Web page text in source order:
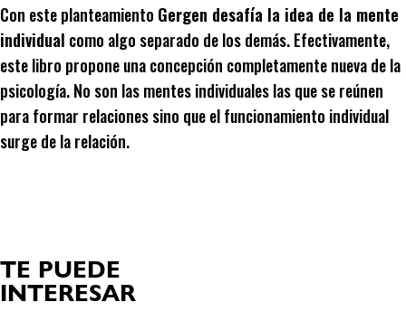
Con este planteamiento Gergen desafía la idea de la mente
individual como algo separado de los demás. Efectivamente,
este libro propone una concepción completamente nueva de la
psicología. No son las mentes individuales las que se reúnen
para formar relaciones sino que el funcionamiento individual
surge de la relación.
TE PUEDE
INTERESAR